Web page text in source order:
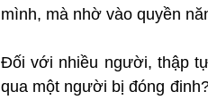
mình, mà nhờ vào quyền
Đối với nhiều người, thập
qua một người bị đóng